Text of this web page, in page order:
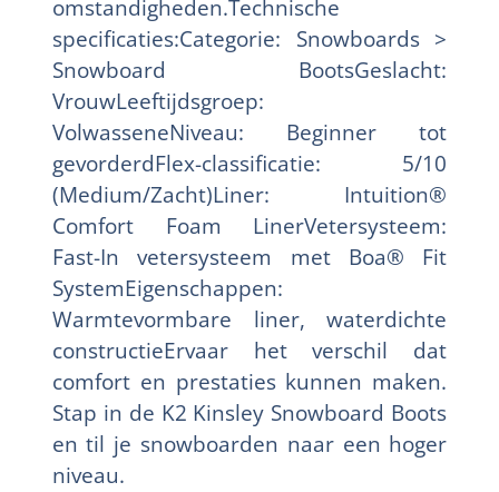
omstandigheden.Technische
specificaties:Categorie: Snowboards >
Snowboard BootsGeslacht:
VrouwLeeftijdsgroep:
VolwasseneNiveau: Beginner tot
gevorderdFlex-classificatie: 5/10
(Medium/Zacht)Liner: Intuition®
Comfort Foam LinerVetersysteem:
Fast-In vetersysteem met Boa® Fit
SystemEigenschappen:
Warmtevormbare liner, waterdichte
constructieErvaar het verschil dat
comfort en prestaties kunnen maken.
Stap in de K2 Kinsley Snowboard Boots
en til je snowboarden naar een hoger
niveau.